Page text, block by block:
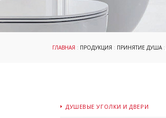
ГЛАВНАЯ : ПРОДУКЦИЯ : ПРИНЯТИЕ ДУША:
ДУШЕВЫЕ УГОЛКИ И ДВЕРИ